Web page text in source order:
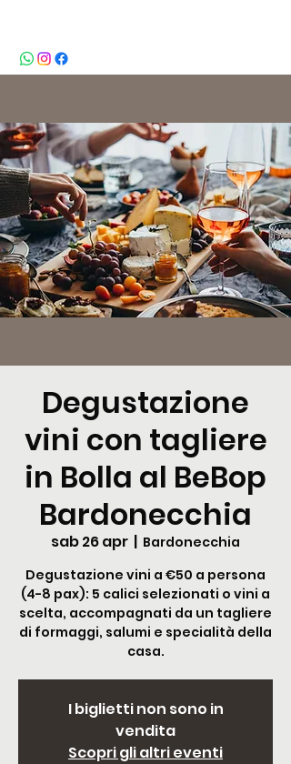
Degustazione
vini con tagliere
in Bolla al BeBop
Bardonecchia
sab 26 apr
  |
Bardonecchia
Degustazione vini a €50 a persona
(4-8 pax): 5 calici selezionati o vini a
scelta, accompagnati da un tagliere
di formaggi, salumi e specialità della
casa.
I biglietti non sono in
vendita
Scopri gli altri eventi